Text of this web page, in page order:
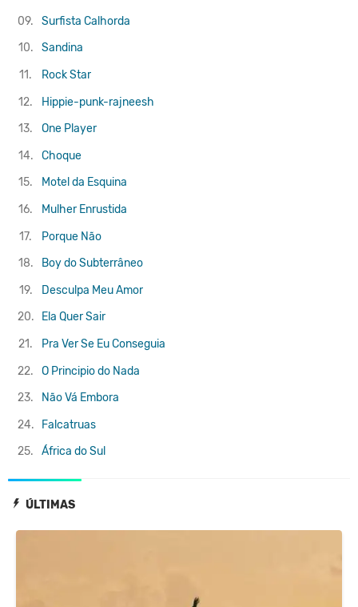
ÚLTIMAS
09.
Surfista Calhorda
10.
Sandina
11.
Rock Star
12.
Hippie-punk-rajneesh
13.
One Player
14.
Choque
15.
Motel da Esquina
16.
Mulher Enrustida
17.
Porque Não
18.
Boy do Subterrâneo
19.
Desculpa Meu Amor
20.
Ela Quer Sair
21.
Pra Ver Se Eu Conseguia
22.
O Principio do Nada
23.
Não Vá Embora
24.
Falcatruas
25.
África do Sul